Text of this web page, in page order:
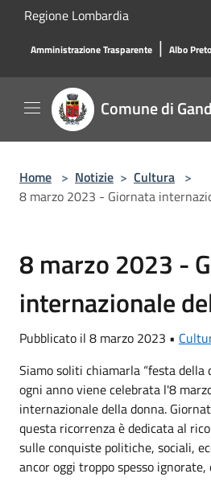
Salta al contenuto principale
Regione Lombardia
Amministrazione Trasparente | Albo
Comune di
Home > Notizie > Cultura >
8 marzo 2023 - Giornata
8 marzo 2023 -
internazionale
Pubblicato il 8 marzo 2023 •
Siamo soliti chiamarla “festa della
ogni anno viene celebrata l'8
internazionale della donna.
questa ricorrenza è dedicata al
sulle conquiste politiche, sociali,
ancor oggi troppo spesso